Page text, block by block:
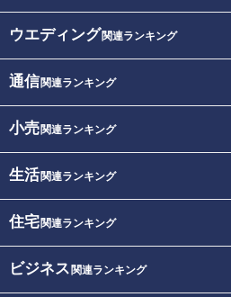
ウエディング関連ランキング
通信関連ランキング
小売関連ランキング
生活関連ランキング
住宅関連ランキング
ビジネス 関連ランキング